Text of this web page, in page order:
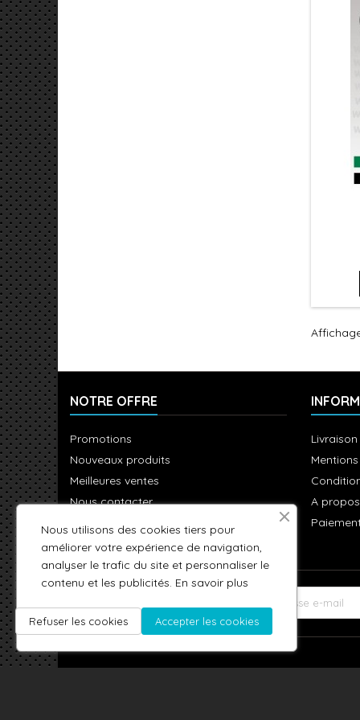
NOTRE OFFRE
Promotions
Nouveaux produits
Meilleures ventes
Nous contacter
Plan du site
Livraison
A propos
Nous utilisons des cookies tiers pour
améliorer votre expérience de navigation,
analyser le trafic du site et personnaliser le
contenu et les publicités. En savoir plus
Accepter les cookies
Refuser les cookies